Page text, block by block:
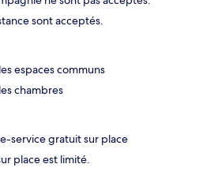
sont acceptés.
espaces communs
chambres
service gratuit sur place
place est limité.